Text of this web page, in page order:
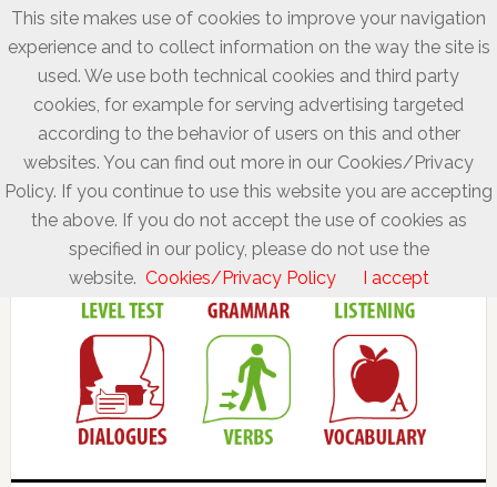
This site makes use of cookies to improve your navigation
experience and to collect information on the way the site is
used. We use both technical cookies and third party
cookies, for example for serving advertising targeted
according to the behavior of users on this and other
websites. You can find out more in our Cookies/Privacy
Policy. If you continue to use this website you are accepting
the above. If you do not accept the use of cookies as
specified in our policy, please do not use the
website. Cookies/Privacy Policy I accept